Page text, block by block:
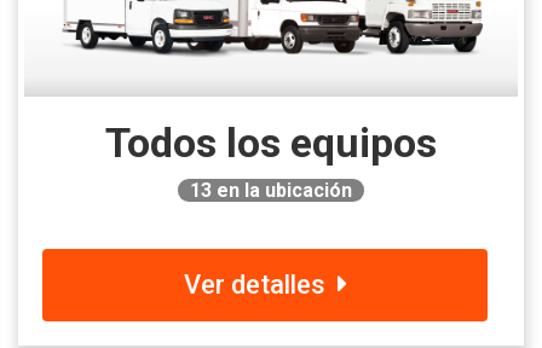
Todos los equipos
13 en la ubicación
Ver detalles